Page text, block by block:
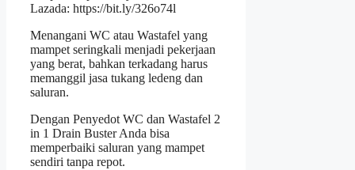
Lazada: https://bit.ly/326o74l
Menangani WC atau Wastafel yang
mampet seringkali menjadi pekerjaan
yang berat, bahkan terkadang harus
memanggil jasa tukang ledeng dan
saluran.
Dengan Penyedot WC dan Wastafel 2
in 1 Drain Buster Anda bisa
memperbaiki saluran yang mampet
sendiri tanpa repot.